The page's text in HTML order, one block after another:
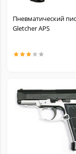
Пневматический
Gletcher APS